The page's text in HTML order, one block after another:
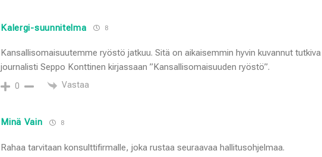
Kalergi-suunnitelma 8
Kansallisomaisuutemme ryöstö jatkuu. Sitä on aikaisemmin hyvin kuvannut tutkiva
journalisti Seppo Konttinen kirjassaan ”Kansallisomaisuuden ryöstö”.
0 Vastaa
Minä Vain 8
Rahaa tarvitaan konsulttifirmalle, joka rustaa seuraavaa hallitusohjelmaa.